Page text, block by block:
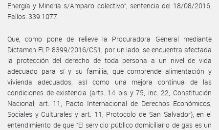
Energía y Minería s/Amparo colectivo”, sentencia del 18/08/2016,
Fallos: 339:1077.
Que, como pone de relieve la Procuradora General mediante
Dictamen FLP 8399/2016/CS1, por un lado, se encuentra afectada
la protección del derecho de toda persona a un nivel de vida
adecuado para sí y su familia, que comprende alimentación y
vivienda adecuados, así como una mejora continua de las
condiciones de existencia (arts. 14 bis y 75, inc. 22, Constitución
Nacional; art. 11, Pacto Internacional de Derechos Económicos,
Sociales y Culturales y art. 11, Protocolo de San Salvador), en el
entendimiento de que “El servicio público domiciliario de gas es un